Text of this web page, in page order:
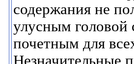
содержания не
улусным головой
почетным для
Незначительные